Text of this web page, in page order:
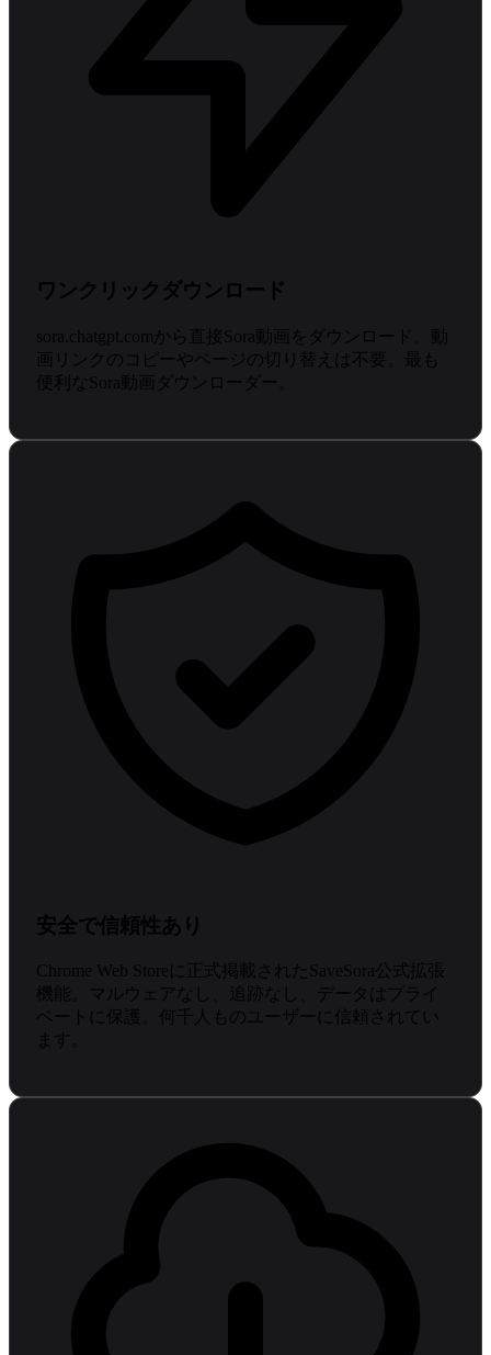
ワンクリックダウンロード
sora.chatgpt.comから直接Sora動画をダウンロード。動
画リンクのコピーやページの切り替えは不要。最も
便利なSora動画ダウンローダー。
安全で信頼性あり
Chrome Web Storeに正式掲載されたSaveSora公式拡張
機能。マルウェアなし、追跡なし、データはプライ
ベートに保護。何千人ものユーザーに信頼されてい
ます。